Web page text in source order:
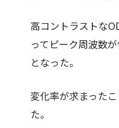
高コントラストな
ってピーク周波数
となった。
変化率が求まった
た。